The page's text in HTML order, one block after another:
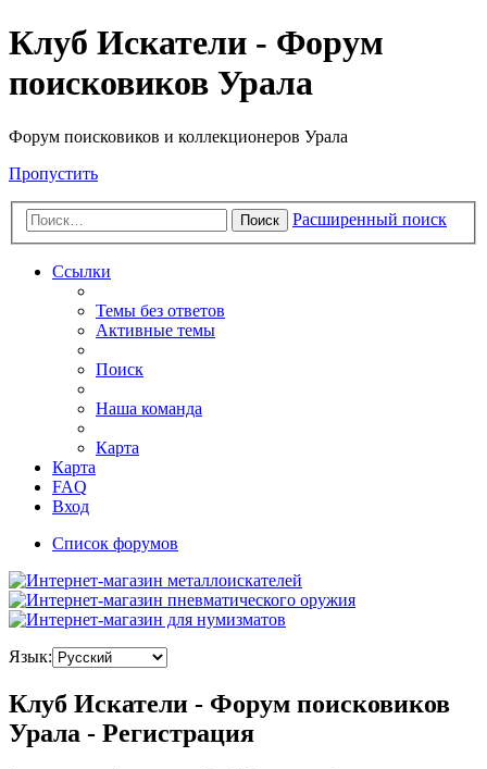
Клуб Искатели - Форум
поисковиков Урала
Форум поисковиков и коллекционеров Урала
Пропустить
Поиск Расширенный поиск
Ссылки
Темы без ответов
Активные темы
Поиск
Наша команда
Карта
Карта
FAQ
Вход
Список форумов
Язык:
Клуб Искатели - Форум поисковиков
Урала - Регистрация